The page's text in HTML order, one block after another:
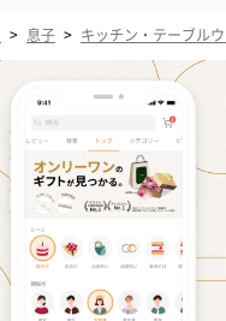
> 息子 > キッチン・テーブル